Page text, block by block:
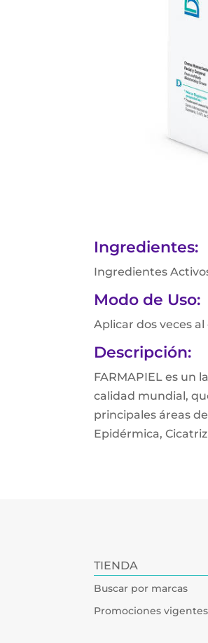
Ingredientes:
Ingredientes
Modo de Uso:
Aplicar dos veces
Descripción:
FARMAPIEL es un
calidad mundial,
principales áreas
Epidérmica,
TIENDA
Buscar por marcas
Promociones vigentes